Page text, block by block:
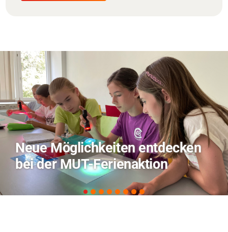
TVO berichtet über Forschung
zu KI in der Landwirtschaft